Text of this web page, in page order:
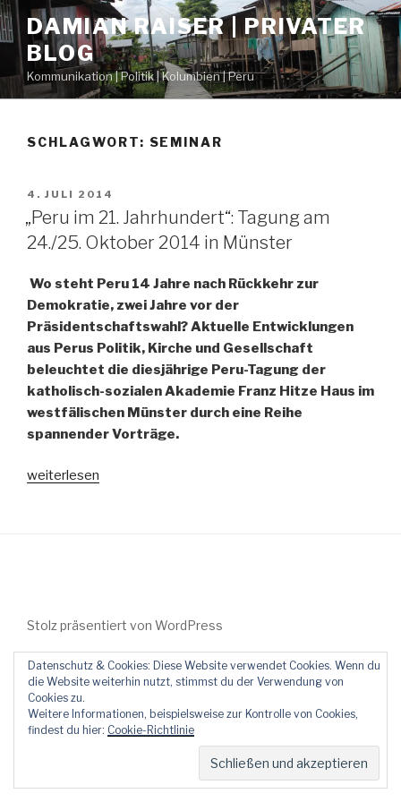
Zum
Inhalt
springen
DAMIAN RAISER | PRIVATER
BLOG
Kommunikation | Politik | Kolumbien | Peru
SCHLAGWORT: SEMINAR
VERÖFFENTLICHT
AM
4. JULI 2014
„Peru im 21. Jahrhundert“: Tagung am
24./25. Oktober 2014 in Münster
Wo steht Peru 14 Jahre nach Rückkehr zur
Demokratie, zwei Jahre vor der
Präsidentschaftswahl? Aktuelle Entwicklungen
aus Perus Politik, Kirche und Gesellschaft
beleuchtet die diesjährige Peru-Tagung der
katholisch-sozialen Akademie Franz Hitze Haus im
westfälischen Münster durch eine Reihe
spannender Vorträge.
„„Peru
Oktober
in
Münster“
weiterlesen
Stolz präsentiert von WordPress
Datenschutz & Cookies: Diese Website verwendet Cookies. Wenn du
die Website weiterhin nutzt, stimmst du der Verwendung von
Cookies zu.
Weitere Informationen, beispielsweise zur Kontrolle von Cookies,
findest du hier: Cookie-Richtlinie